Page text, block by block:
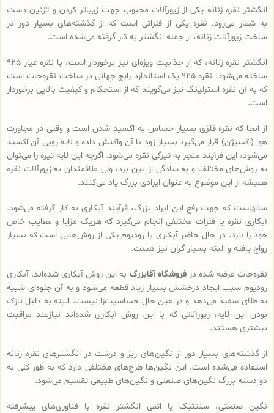
انگشتر نقره زنانه یکی از زیورآلات محبوب جهت زیباتر کردن و تزئین دست
به شمار می‌رود. نقره یکی از فلزاتی است که از گذشته‌های بسیار دور در
ساخت زیورآلات زنانه، از جمله انگشتر به کار گرفته می‌شده است.
انگشتر نقره زنانه، که از جذابیت ویژه‌ای نیز برخوردار است، با نقره عیار 925
ساخته می‌شود. نقره 925 یک استاندارد رایج جهانی در ساخت نقره‌جات است
که به آن نقره استرلینگ نیز می‌گویند که از استحکام و کیفیت بالایی برخوردار
است.
از انجا که نقره فلزی بسیار حساس به اکسید شدن است و وقتی در مجاورت
هوا (اکسیژن) قرار می‌گیرد بسیار زود با آن واکنش داده و لایه رویی آن اکسید
می‌شود، این فرآیند منجر به تیرگی نقره می‌شود. اگرچه این لایه تیره را می‌توان
به روش‌های مختلف و به سادگی از بین برد، ولی علاقمندان به زیورآلات نقره
همیشه از این موضوع به عنوان ایرادی بزرگ یاد می‌کنند.
سالهاست که جهت رفع این ایراد بزرگ، فرآیند آبکاری به کار گرفته می‌شود.
آبکاری نقره با فلزات مختلفی انجام می‌گیرد که هریک مزایا و معایب خاص
خود را دارد. در حال حاضر آبکاری با رودیوم یکی از روش‌هایی است که بسیار
رواج یافته و البته بسیار گران نیز هست.
نقره‌جات عرضه شده درفروشگاه آقابزرگ به این روش آبکاری شده‌اند. آبکاری
رودیوم سبب ایجاد درخشش بسیار زیاد قطعه می‌شود و به آن جلوه‌ای شبیه
به طلای سفید می‌دهد و در عین حال حساسیت‌زا نیست. البته به دلیل نازک
بودن این لایه، زیورآلاتی که با این روش آبکاری شده‌اند نیازمند مراقبت
بیشتری هستند.
از گذشته‌های بسیار دور از نگین‌های ریز و درشت در انگشترهای نقره زنانه
استفاده می‌شده است. این نگین‌ها طرح‌های مختلفی دارد که به طور کلی به
دو دسته بزرگ نگین‌های صنعتی و نگین‌های طبیعی تقسیم می‌شود.
نگین صنعتی، سنتتیک یا اتمی انگشتر نقره با فناوری‌های پیشرفته